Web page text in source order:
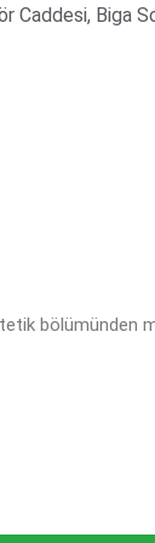
Caddesi, Biga
bölümünden